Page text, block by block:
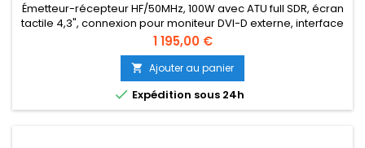
Émetteur-récepteur HF/50MHz, 100W avec ATU full SDR, écran
tactile 4,3", connexion pour moniteur DVI-D externe, interface
USB pour les modes numériques et CAT intégrés.
Prix
1 195,00 €
 Ajouter au panier
 Expédition sous 24h